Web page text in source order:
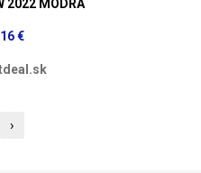
2022 MODRÁ
€
›